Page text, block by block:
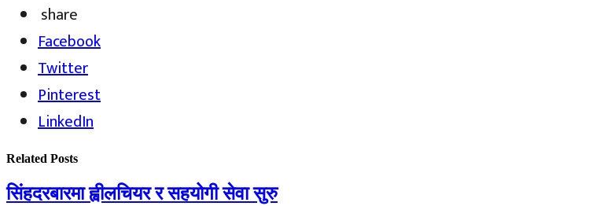
share
Facebook
Twitter
Pinterest
LinkedIn
Related Posts
सिंहदरबारमा ह्वीलचियर र सहयोगी सेवा सुरु